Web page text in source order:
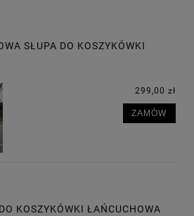
SŁUPA DO KOSZYKÓWKI
299,00 zł
ZAMÓW
KOSZYKÓWKI ŁAŃCUCHOWA